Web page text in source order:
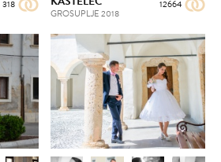
318 12664
GROSUPLJE2018